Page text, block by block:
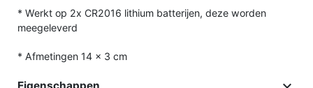
* Werkt op 2x CR2016 lithium batterijen, deze worden
meegeleverd
* Afmetingen 14 x 3 cm